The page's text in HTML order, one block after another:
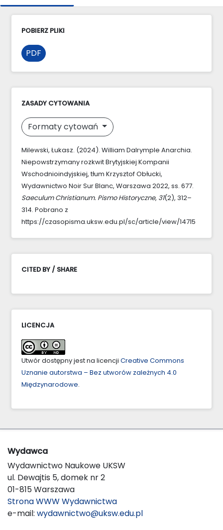
POBIERZ PLIKI
PDF
ZASADY CYTOWANIA
Formaty cytowań
Milewski, Łukasz. (2024). William Dalrymple Anarchia.
Niepowstrzymany rozkwit Brytyjskiej Kompanii
Wschodnioindyjskiej, tłum Krzysztof Obłucki,
Wydawnictwo Noir Sur Blanc, Warszawa 2022, ss. 677.
Saeculum Christianum. Pismo Historyczne, 31(2), 312–
314. Pobrano z
https://czasopisma.uksw.edu.pl/sc/article/view/14715
CITED BY / SHARE
LICENCJA
Utwór dostępny jest na licencji Creative Commons
Uznanie autorstwa – Bez utworów zależnych 4.0
Międzynarodowe.
Wydawca
Wydawnictwo Naukowe UKSW
ul. Dewajtis 5, domek nr 2
01-815 Warszawa
Strona WWW Wydawnictwa
e-mail: wydawnictwo@uksw.edu.pl